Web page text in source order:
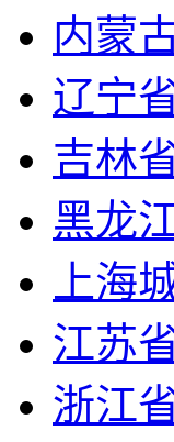
内蒙
辽宁
吉林
黑龙
上海
江苏
浙江